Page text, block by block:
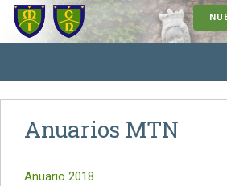
Anuarios MTN
Anuario 2018